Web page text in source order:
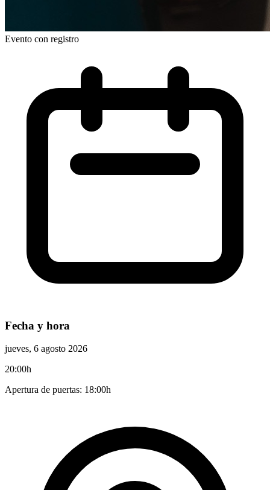
Evento con registro
Fecha y hora
jueves, 6 agosto 2026
20:00h
Apertura de puertas: 18:00h